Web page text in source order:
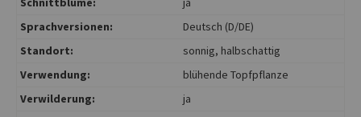
Sprachversionen:
Deutsch (D/DE)
Standort:
sonnig, halbschattig
Verwendung:
blühende Topfpflanze
Verwilderung:
ja